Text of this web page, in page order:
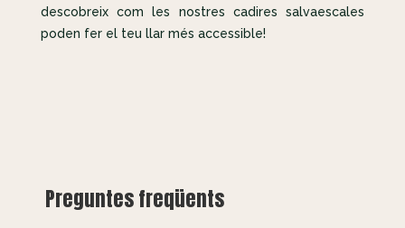
descobreix com les nostres cadires salvaescales
poden fer el teu llar més accessible!
Preguntes freqüents